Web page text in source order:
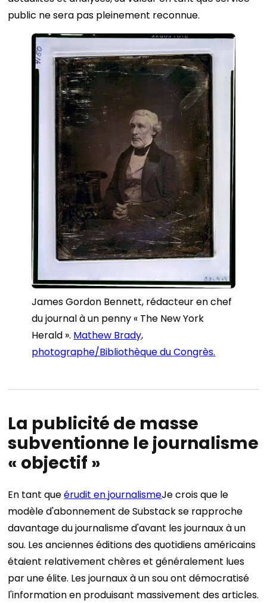
public ne sera pas pleinement reconnue.
James Gordon Bennett, rédacteur en chef
du journal à un penny « The New York
Herald ». Mathew Brady,
photographe/Bibliothèque du Congrès.
La publicité de masse
subventionne le journalisme
« objectif »
En tant queérudit en journalismeJe crois que le
modèle d'abonnement de Substack se rapproche
davantage du journalisme d'avant les journaux à un
sou. Les anciennes éditions des quotidiens américains
étaient relativement chères et généralement lues
par une élite. Les journaux à un sou ont démocratisé
l'information en produisant massivement des articles.